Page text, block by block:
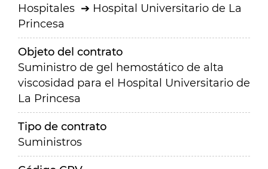
Hospitales
Hospital Universitario de La
Princesa
Objeto del contrato
Suministro de gel hemostático de alta
viscosidad para el Hospital Universitario de
La Princesa
Tipo de contrato
Suministros